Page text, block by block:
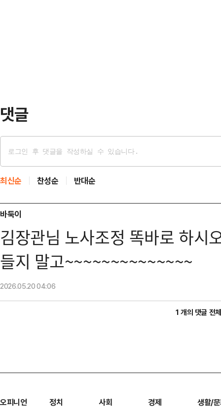
댓글
최신순 찬성순 반대순
바둑이
김장관님 노사조정 똑바로 하시
들지 말고~~~~~~~~~~~~~~
2026.05.2004:06
1 개의 댓글 전
오피니언 정치 사회 경제 생활/